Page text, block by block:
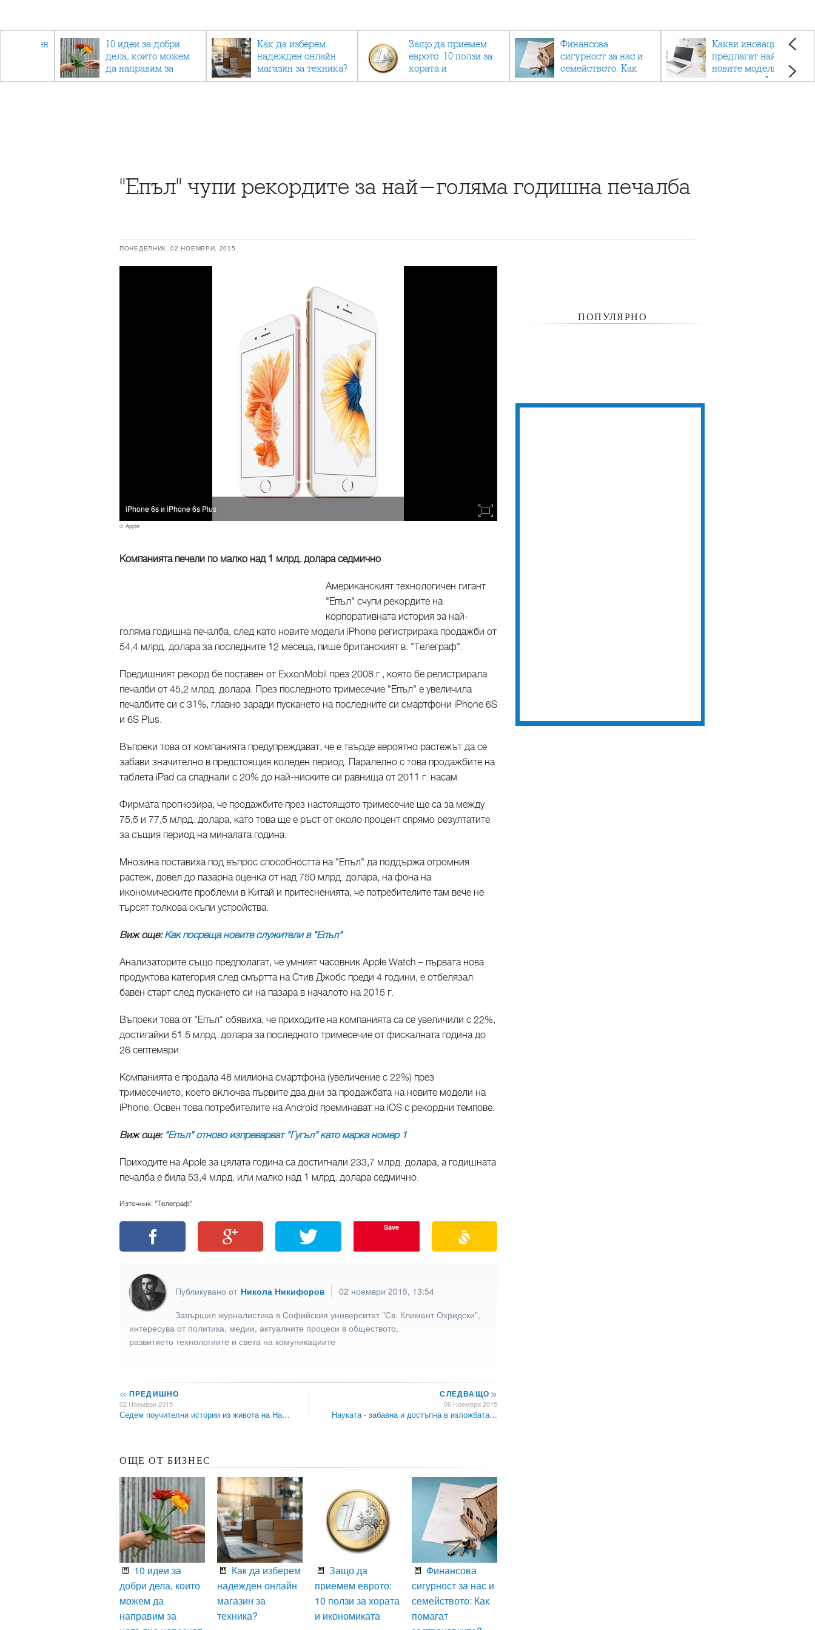
- намален
10 идеи за добри
дела, които можем
да направим за
напълно непознат
Как да изберем
надежден онлайн
магазин за техника?
Защо да приемем
еврото: 10 ползи за
хората и
икономиката
Финансова
сигурност за нас и
семейството: Как
помагат
Какви иновации
предлагат най-
новите модели
лаптопи на Acer?
"Епъл" чупи рекордите за най-голяма годишна печалба
ПОНЕДЕЛНИК, 02 НОЕМВРИ, 2015
iPhone 6s и iPhone 6s Plus
© Apple
Компанията печели по малко над 1 млрд. долара седмично
Американският технологичен гигант
"Епъл" счупи рекордите на
корпоративната история за най-
голяма годишна печалба, след като новите модели iPhone регистрираха продажби от
54,4 млрд. долара за последните 12 месеца, пише британският в. "Телеграф".
Предишният рекорд бе поставен от ExxonMobil през 2008 г., която бе регистрирала
печалби от 45,2 млрд. долара. През последното тримесечие "Епъл" е увеличила
печалбите си с 31%, главно заради пускането на последните си смартфони iPhone 6S
и 6S Plus.
Въпреки това от компанията предупреждават, че е твърде вероятно растежът да се
забави значително в предстоящия коледен период. Паралелно с това продажбите на
таблета iPad са спаднали с 20% до най-ниските си равнища от 2011 г. насам.
Фирмата прогнозира, че продажбите през настоящото тримесечие ще са за между
75,5 и 77,5 млрд. долара, като това ще е ръст от около процент спрямо резултатите
за същия период на миналата година.
Мнозина поставиха под въпрос способността на "Епъл" да поддържа огромния
растеж, довел до пазарна оценка от над 750 млрд. долара, на фона на
икономическите проблеми в Китай и притесненията, че потребителите там вече не
търсят толкова скъпи устройства.
Виж още:Как посреща новите служители в "Епъл"
Анализаторите също предполагат, че умният часовник Apple Watch – първата нова
продуктова категория след смъртта на Стив Джобс преди 4 години, е отбелязал
бавен старт след пускането си на пазара в началото на 2015 г.
Въпреки това от "Епъл" обявиха, че приходите на компанията са се увеличили с 22%,
достигайки 51.5 млрд. долара за последното тримесечие от фискалната година до
26 септември.
Компанията е продала 48 милиона смартфона (увеличение с 22%) през
тримесечието, което включва първите два дни за продажбата на новите модели на
iPhone. Освен това потребителите на Android преминават на iOS с рекордни темпове.
Виж още: "Епъл" отново изпреварват "Гугъл" като марка номер 1
Приходите на Apple за цялата година са достигнали 233,7 млрд. долара, а годишната
печалба е била 53,4 млрд. или малко над 1 млрд. долара седмично.
Източник: "Телеграф"
Save
Публикувано от Никола Никифоров
02 ноември 2015, 13:54
Завършил журналистика в Софийския университет "Св. Климент Охридски",
интересува от политика, медии, актуалните процеси в обществото,
развитието технологиите и света на комуникациите
<< ПРЕДИШНО
02 Ноември 2015
Седем поучителни истории из живота на На…
СЛЕДВАЩО>>
06 Ноември 2015
Науката - забавна и достъпна в изложбата…
ОЩЕ ОТ БИЗНЕС
10 идеи за
добри дела, които
можем да
направим за
Как да изберем
надежден онлайн
магазин за
техника?
Защо да
приемем еврото:
10 ползи за хората
и икономиката
Финансова
сигурност за нас и
семейството: Как
помагат
ПОПУЛЯРНО